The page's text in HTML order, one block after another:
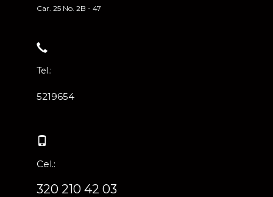
Car. 25 No. 2B - 47
Tel.:
5219654
Cel.:
320 210 42 03